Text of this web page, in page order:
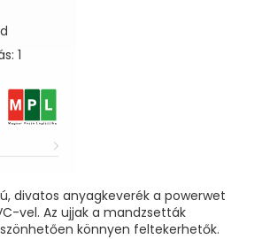
1
divatos anyagkeverék a powerwet
vel. Az ujjak a mandzsetták
könnyen feltekerhetők.